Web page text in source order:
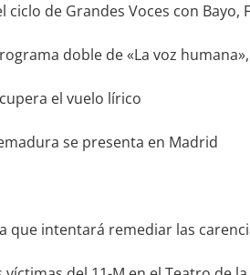
ciclo de Grandes Voces con
doble de «La voz
el vuelo lírico
se presenta en Madrid
que intentará remediar las